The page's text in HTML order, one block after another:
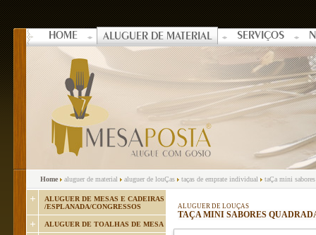
HOME ALUGUER DE MATERIAL SERVIÇOS
Home aluguer de material aluguer de louÇas taças de emprate individual taÇa mini
ALUGUER DE MESAS E CADEIRAS
/ESPLANADA/CONGRESSOS
ALUGUER DE TOALHAS DE MESA
ALUGUER DE LOUÇAS
TAÇA MINI SABORES